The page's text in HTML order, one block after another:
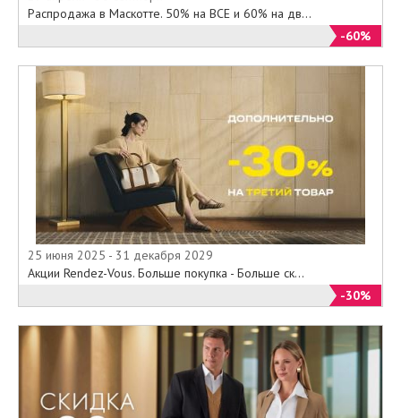
Распродажа в Маскотте. 50% на ВСЕ и 60% на дв...
-60%
25 июня 2025 - 31 декабря 2029
Акции Rendez-Vous. Больше покупка - Больше ск...
-30%